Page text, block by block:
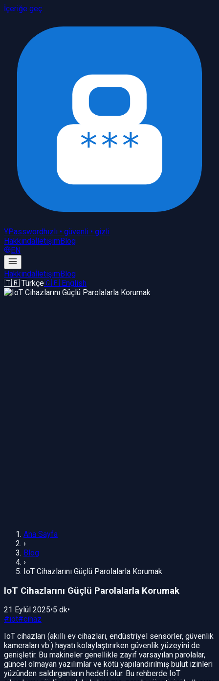
İçeriğe geç
YPasswordhızlı • güvenli • gizli
HakkındaİletişimBlog
EN
HakkındaİletişimBlog
🇹🇷 Türkçe🇬🇧 English
Ana Sayfa
›
Blog
›
IoT Cihazlarını Güçlü Parolalarla Korumak
IoT Cihazlarını Güçlü Parolalarla Korumak
21 Eylül 2025•5 dk•
#iot#cihaz
IoT cihazları (akıllı ev cihazları, endüstriyel sensörler, güvenlik
kameraları vb.) hayatı kolaylaştırırken güvenlik yüzeyini de
genişletir. Bu makineler genellikle zayıf varsayılan parolalar,
güncel olmayan yazılımlar ve kötü yapılandırılmış bulut izinleri
yüzünden saldırganların hedefi olur. Bu rehberde IoT